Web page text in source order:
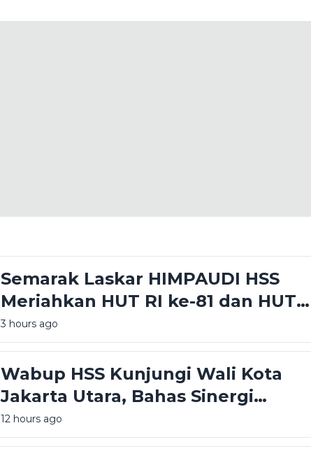
Semarak Laskar HIMPAUDI HSS
Meriahkan HUT RI ke-81 dan HUT
HIMPAUDI ke-21
3 hours ago
Wabup HSS Kunjungi Wali Kota
Jakarta Utara, Bahas Sinergi
Pemerintahan dan Pelayanan
Publik
12 hours ago